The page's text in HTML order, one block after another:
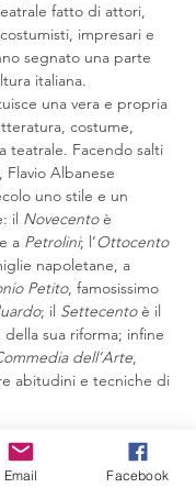
fatto di attori,
impresari e
segnato una parte
italiana.
una vera e propria
costume,
teatrale. Facendo salti
Albanese
uno stile e un
il Novecento è
a Petrolini; l’Ottocento
napoletane, a
Petito, famosissimo
; il Settecento è il
sua riforma; infine
dell’Arte,
abitudini e tecniche di
Email Facebook